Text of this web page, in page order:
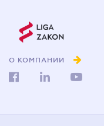
О КОМПАНИИ